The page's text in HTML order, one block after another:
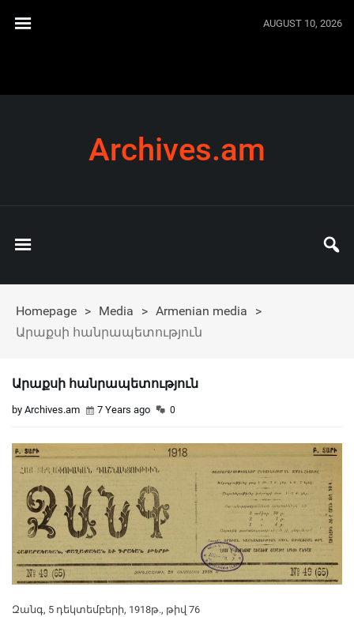
AUGUST 10, 2026
Archives.am
Homepage > Media > Armenian media
>
Արաքսի հանրապետություն
Արաքսի հանրապետություն
by Archives.am 7 Years ago 0
Զանգ, 5 դեկտեմբերի, 1918թ., թիվ 76